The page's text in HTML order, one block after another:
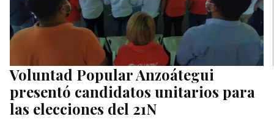
Voluntad Popular Anzoátegui
presentó candidatos unitarios para
las elecciones del 21N